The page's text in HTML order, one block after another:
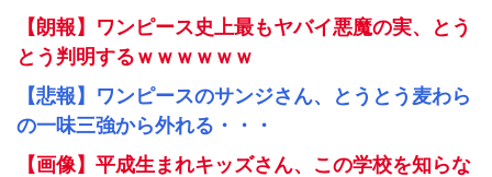
【朗報】ワンピース史上最もヤバイ悪魔の実、とう
とう判明するｗｗｗｗｗｗ
【悲報】ワンピースのサンジさん、とうとう麦わら
の一味三強から外れる・・・
【画像】平成生まれキッズさん、この学校を知らな